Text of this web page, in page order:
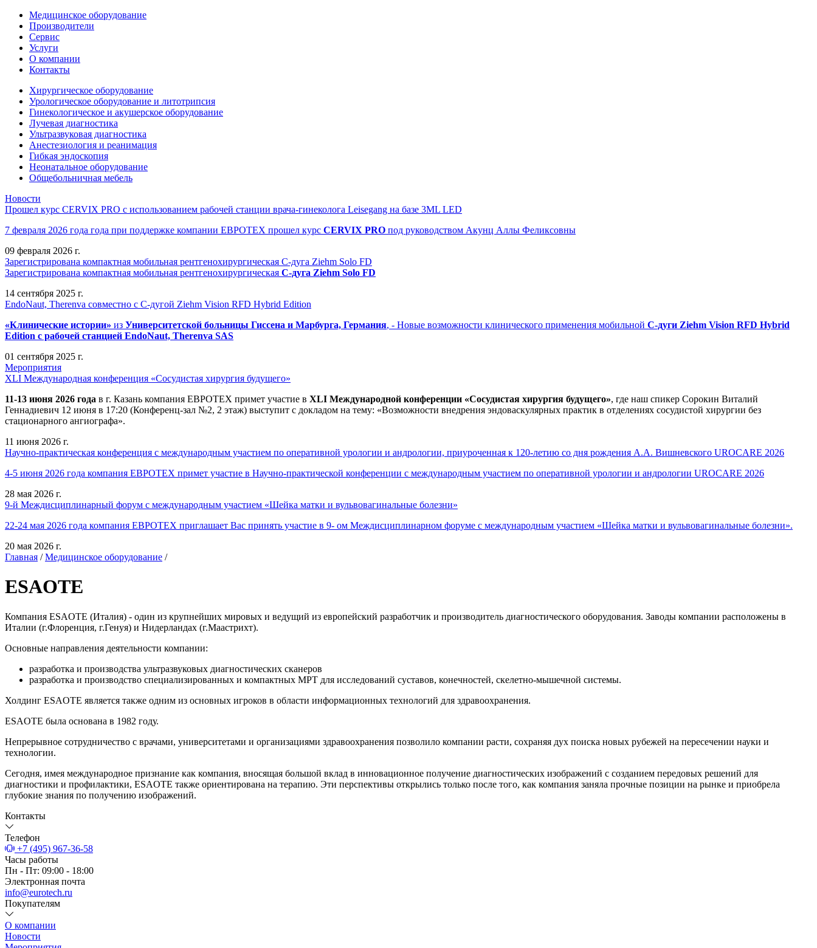
Медицинское оборудование
Производители
Сервис
Услуги
О компании
Контакты
Хирургическое оборудование
Урологическое оборудование и литотрипсия
Гинекологическое и акушерское оборудование
Лучевая диагностика
Ультразвуковая диагностика
Анестезиология и реанимация
Гибкая эндоскопия
Неонатальное оборудование
Общебольничная мебель
Новости
Прошел курс CERVIX PRO с использованием рабочей станции врача-гинеколога Leisegang на базе 3ML LED
7 февраля 2026 года года при поддержке компании ЕВРОТЕХ прошел курс CERVIX PRO под руководством Акунц Аллы Феликсовны
09 февраля 2026 г.
Зарегистрирована компактная мобильная рентгенохирургическая С-дуга Ziehm Solo FD
Зарегистрирована компактная мобильная рентгенохирургическая С-дуга Ziehm Solo FD
14 сентября 2025 г.
EndoNaut, Therenva совместно с С-дугой Ziehm Vision RFD Hybrid Edition
«Клинические истории» из Университетской больницы Гиссена и Марбурга, Германия, - Новые возможности клинического применения мобильной С-дуги Ziehm Vision RFD Hybrid
Edition с рабочей станцией EndoNaut, Therenva SAS
01 сентября 2025 г.
Мероприятия
XLI Международная конференция «Сосудистая хирургия будущего»
11-13 июня 2026 года в г. Казань компания ЕВРОТЕХ примет участие в XLI Международной конференции «Сосудистая хирургия будущего», где наш спикер Сорокин Виталий
Геннадиевич 12 июня в 17:20 (Конференц-зал №2, 2 этаж) выступит с докладом на тему: «Возможности внедрения эндоваскулярных практик в отделениях сосудистой хирургии без
стационарного ангиографа».
11 июня 2026 г.
Научно-практическая конференция с международным участием по оперативной урологии и андрологии, приуроченная к 120-летию со дня рождения А.А. Вишневского UROCARE 2026
4-5 июня 2026 года компания ЕВРОТЕХ примет участие в Научно-практической конференции с международным участием по оперативной урологии и андрологии UROCARE 2026
28 мая 2026 г.
9-й Междисциплинарный форум с международным участием «Шейка матки и вульвовагинальные болезни»
22-24 мая 2026 года компания ЕВРОТЕХ приглашает Вас принять участие в 9- ом Междисциплинарном форуме с международным участием «Шейка матки и вульвовагинальные болезни».
20 мая 2026 г.
Главная / Медицинское оборудование /
ESAOTE
Компания ESAOTE (Италия) - один из крупнейших мировых и ведущий из европейский разработчик и производитель диагностического оборудования. Заводы компании расположены в
Италии (г.Флоренция, г.Генуя) и Нидерландах (г.Маастрихт).
Основные направления деятельности компании:
разработка и производства ультразвуковых диагностических сканеров
разработка и производство специализированных и компактных МРТ для исследований суставов, конечностей, скелетно-мышечной системы.
Холдинг ESAOTE является также одним из основных игроков в области информационных технологий для здравоохранения.
ESAOTE была основана в 1982 году.
Непрерывное сотрудничество с врачами, университетами и организациями здравоохранения позволило компании расти, сохраняя дух поиска новых рубежей на пересечении науки и
технологии.
Сегодня, имея международное признание как компания, вносящая большой вклад в инновационное получение диагностических изображений с созданием передовых решений для
диагностики и профилактики, ESAOTE также ориентирована на терапию. Эти перспективы открылись только после того, как компания заняла прочные позиции на рынке и приобрела
глубокие знания по получению изображений.
Контакты
Телефон
+7 (495) 967-36-58
Часы работы
Пн - Пт: 09:00 - 18:00
Электронная почта
info@eurotech.ru
Покупателям
О компании
Новости